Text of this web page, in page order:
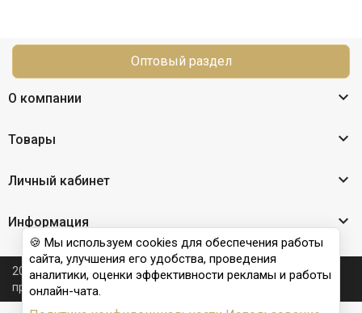
Оптовый раздел
О компании 
Товары 
Личный кабинет 
Информация 
2026 © Nail Club professional - официальный сайт
производителя бренда для наращивания ногтей
🍪 Мы используем cookies для обеспечения работы
сайта, улучшения его удобства, проведения
аналитики, оценки эффективности рекламы и работы
онлайн-чата.